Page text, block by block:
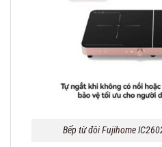
Bếp từ đôi Fujihome